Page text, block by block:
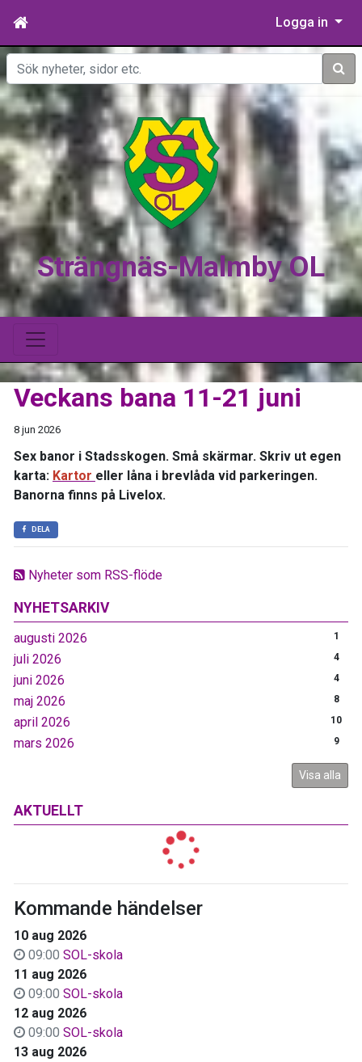
Logga in
Sök
Strängnäs-Malmby OL
Nyheter som RSS-flöde
NYHETSARKIV
augusti 2026 1
juli 2026 4
juni 2026 4
maj 2026 8
april 2026 10
mars 2026 9
Visa alla
AKTUELLT
Kommande händelser
10 aug 2026
09:00 SOL-skola
11 aug 2026
09:00 SOL-skola
12 aug 2026
09:00 SOL-skola
13 aug 2026
Veckans bana 11-21 juni
8 jun 2026
Sex banor i Stadsskogen. Små skärmar. Skriv ut egen
karta: Kartor eller låna i brevlåda vid parkeringen.
Banorna finns på Livelox.
DELA